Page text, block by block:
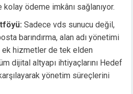
ödeme imkânı sağlanıyor.
Sadece vds sunucu değil,
barındırma, alan adı yönetimi
hizmetler de tek elden
dijital altyapı ihtiyaçlarını Hedef
yönetim süreçlerini